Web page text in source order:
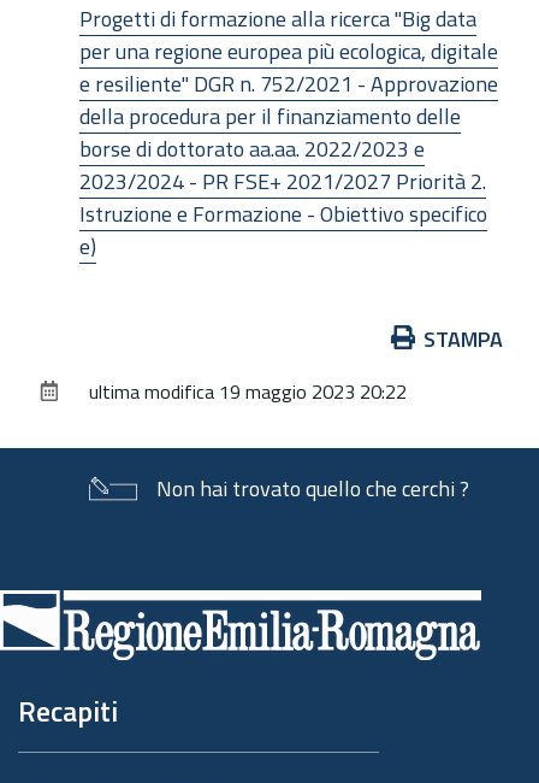
Progetti di formazione alla ricerca "Big data
per una regione europea più ecologica, digitale
e resiliente" DGR n. 752/2021 - Approvazione
della procedura per il finanziamento delle
borse di dottorato aa.aa. 2022/2023 e
2023/2024 - PR FSE+ 2021/2027 Priorità 2.
Istruzione e Formazione - Obiettivo specifico
e)
documento
STAMPA
ultima modifica 19 maggio 2023 20:22
Non hai trovato quello che cerchi ?
di
pagina
Recapiti